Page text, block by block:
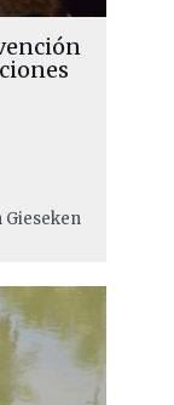
Gieseken